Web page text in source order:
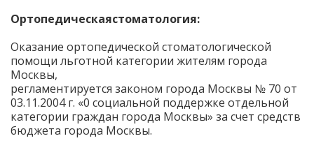
Ортопедическаястоматология:
Оказание ортопедической стоматологической
помощи льготной категории жителям города
Москвы,
регламентируется законом города Москвы № 70 от
03.11.2004 г. «0 социальной поддержке отдельной
категории граждан города Москвы» за счет средств
бюджета города Москвы.